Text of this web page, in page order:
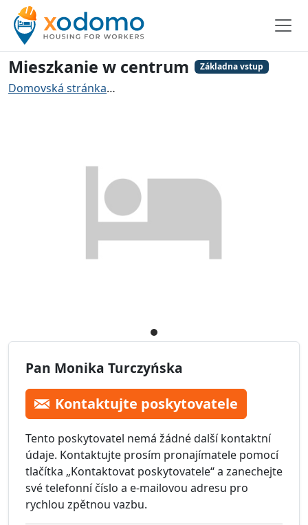
Mieszkanie w centrum Základna vstup
Domovská stránka
Pan Monika Turczyńska
Kontaktujte poskytovatele
Tento poskytovatel nemá žádné další kontaktní
údaje. Kontaktujte prosím pronajímatele pomocí
tlačítka „Kontaktovat poskytovatele“ a zanechejte
své telefonní číslo a e-mailovou adresu pro
rychlou zpětnou vazbu.